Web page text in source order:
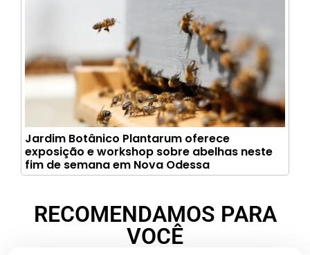
Jardim Botânico Plantarum oferece
exposição e workshop sobre abelhas neste
fim de semana em Nova Odessa
RECOMENDAMOS PARA
VOCÊ